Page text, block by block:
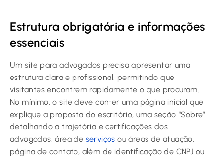
Estrutura obrigatória e informações
essenciais
Um site para advogados precisa apresentar uma
estrutura clara e profissional, permitindo que
visitantes encontrem rapidamente o que procuram.
No mínimo, o site deve conter uma página inicial que
explique a proposta do escritório, uma seção “Sobre”
detalhando a trajetória e certificações dos
advogados, área de serviços ou áreas de atuação,
página de contato, além de identificação de CNPJ ou